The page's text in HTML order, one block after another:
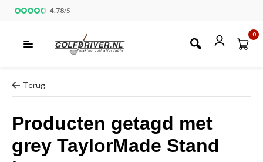
4.78/5
0
Terug
Producten getagd met
grey TaylorMade Stand